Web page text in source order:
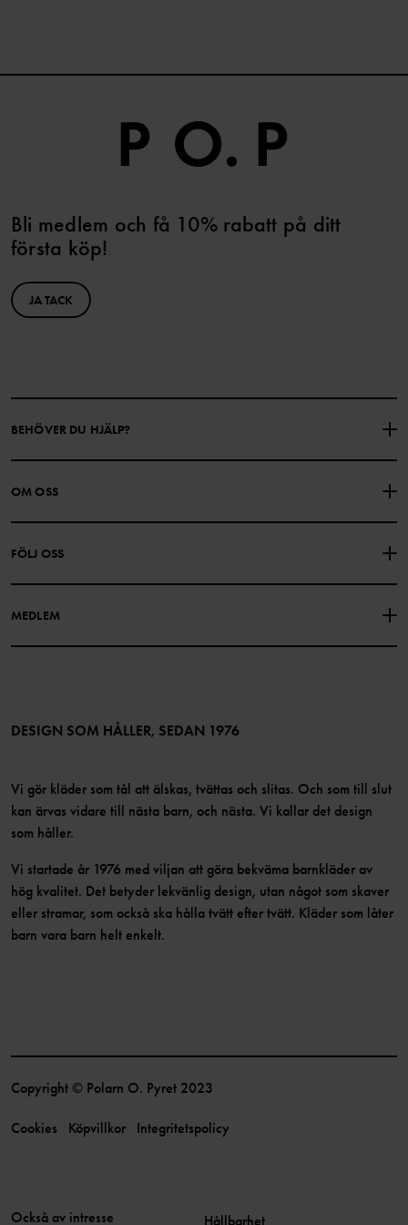
Bli medlem och få 10% rabatt på ditt
första köp!
JA TACK
BEHÖVER DU HJÄLP?
KONTAKTA OSS
PRESENTKORTSALDO KÖPVILLKOR
INTEGRITETSPOLICY
OM OSS
FÖLJ OSS
MEDLEM
Bli medlem
DESIGN SOM HÅLLER, SEDAN 1976
Vi gör kläder som tål att älskas, tvättas och slitas. Och som till slut
kan ärvas vidare till nästa barn, och nästa. Vi kallar det design
som håller.
Vi startade år 1976 med viljan att göra bekväma barnkläder av
hög kvalitet. Det betyder lekvänlig design, utan något som skaver
eller stramar, som också ska hålla tvätt efter tvätt. Kläder som låter
barn vara barn helt enkelt.
Copyright © Polarn O. Pyret 2023
Cookies Köpvillkor Integritetspolicy
Också av intresse